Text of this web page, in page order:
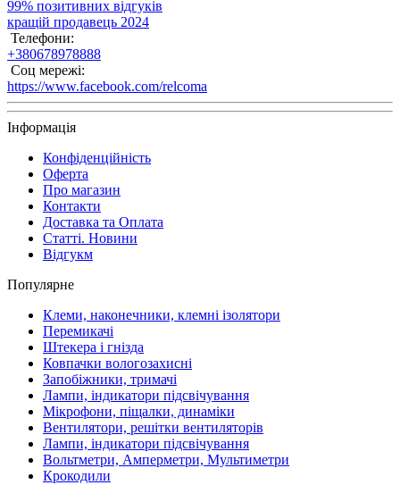
99% позитивних відгуків
кращій продавець 2024
Телефони:
+380678978888
Соц мережі:
https://www.facebook.com/relcoma
Інформація
Конфіденційність
Оферта
Про магазин
Контакти
Доставка та Оплата
Статті. Новини
Відгукм
Популярне
Клеми, наконечники, клемні ізолятори
Перемикачі
Штекера і гнізда
Ковпачки вологозахисні
Запобіжники, тримачі
Лампи, індикатори підсвічування
Мікрофони, піщалки, динаміки
Вентилятори, решітки вентиляторів
Лампи, індикатори підсвічування
Вольтметри, Амперметри, Мультиметри
Крокодили